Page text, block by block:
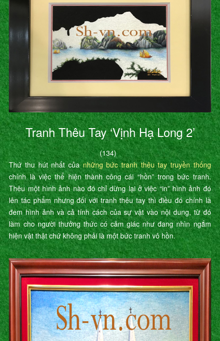
Tranh Thêu Tay ‘Vịnh Hạ Long 2’
(134)
Thứ thu hút nhất củanhững bức tranh thêu tay truyền thống
chính là việc thể hiện thành công cái “hồn” trong bức tranh.
Thêu một hình ảnh nào đó chỉ dừng lại ở việc “in” hình ảnh đó
lên tác phẩm nhưng đối với tranh thêu tay thì điều đó chính là
đem hình ảnh và cả tính cách của sự vật vào nội dung, từ đó
làm cho người thưởng thức có cảm giác như đang nhìn ngắm
hiện vật thật chứ không phải là một bức tranh vô hồn.